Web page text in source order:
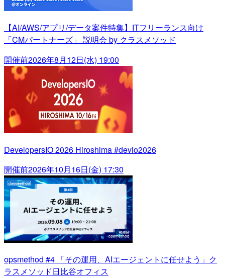
【AI/AWS/アプリ/データ案件特集】ITフリーランス向け
「CMパートナーズ」 説明会 by クラスメソッド
開催前2026年8月12日(水) 19:00
DevelopersIO 2026 Hiroshima #devio2026
開催前2026年10月16日(金) 17:30
opsmethod #4 「その運用、AIエージェントに任せよう」ク
ラスメソッド日比谷オフィス